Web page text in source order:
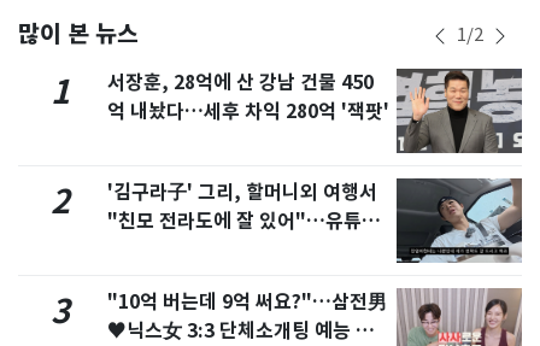
많이 본 뉴스 1/2
1
서장훈, 28억에 산 강남 건물 450
억 내놨다…세후 차익 280억 '잭팟'
2
'김구라子' 그리, 할머니외 여행서
"친모 전라도에 잘 있어"…유튜브
3
"10억 버는데 9억 써요?"…삼전男
♥닉스女 3:3 단체소개팅 예능 화